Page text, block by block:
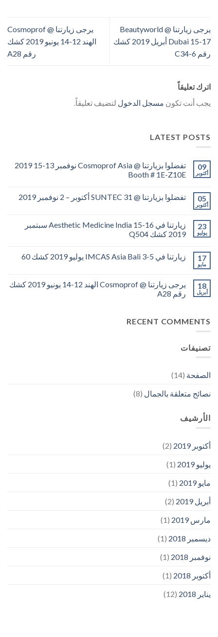
يرجى زيارتنا @ Beautyworld
Dubai 15-17 أبريل 2019 كشك
رقم 6-C34
يرجى زيارتنا @ Cosmoprof
الهند 12-14 يونيو 2019 كشك
رقم A28
اترك تعليقاً
يجب أنت تكون مسجل الدخول لتضيف تعليقاً.
LATEST POSTS
09
أكتوبر
تفضلوا بزيارتنا @ Cosmoprof Asia نوفمبر 13-15 2019
Booth # 1E-Z10E
05
أكتوبر
تفضلوا بزيارتنا @ SUNTEC 31 أكتوبر – 2 نوفمبر 2019
23
يوليو
زيارتنا في Aesthetic Medicine India 15-16 سبتمبر
2019 كشك Q504
17
مايو
زيارتنا في IMCAS Asia Bali 3-5 يوليو 2019 كشك 60
18
أبريل
يرجى زيارتنا @ Cosmoprof الهند 12-14 يونيو 2019 كشك
رقم A28
RECENT COMMENTS
تصنيفات
الصفحة (14)
نصائح متعلقة بالجمال (8)
الأرشيف
أكتوبر 2019
(2)
يوليو 2019
(1)
مايو 2019
(1)
أبريل 2019
(2)
مارس 2019
(1)
ديسمبر 2018
(1)
نوفمبر 2018
(1)
أكتوبر 2018
(1)
يناير 2018
(12)